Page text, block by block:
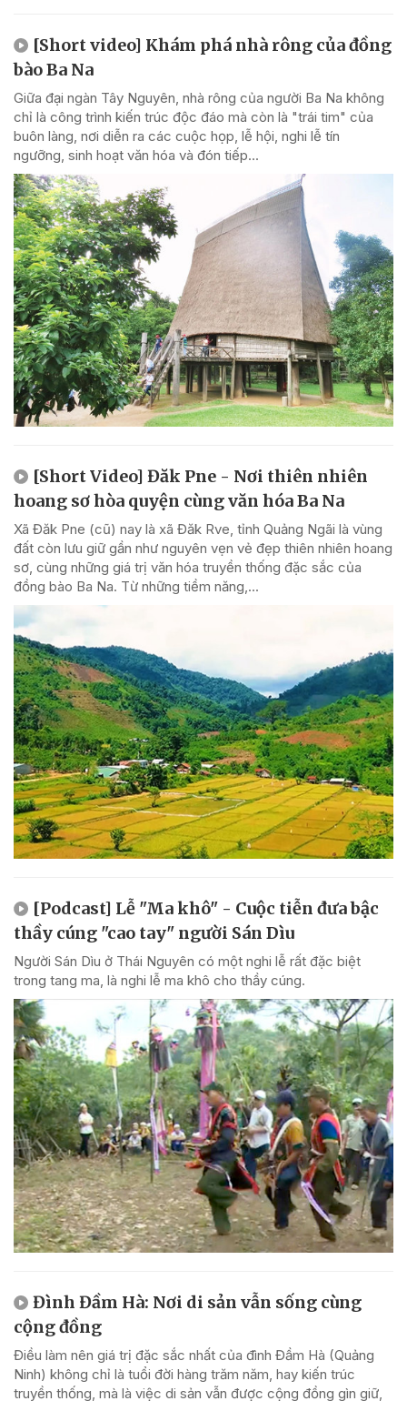
[Short video] Khám phá nhà rông của đồng
bào Ba Na
Giữa đại ngàn Tây Nguyên, nhà rông của người Ba Na không
chỉ là công trình kiến trúc độc đáo mà còn là "trái tim" của
buôn làng, nơi diễn ra các cuộc họp, lễ hội, nghi lễ tín
ngưỡng, sinh hoạt văn hóa và đón tiếp...
[Short Video] Đăk Pne - Nơi thiên nhiên
hoang sơ hòa quyện cùng văn hóa Ba Na
Xã Đăk Pne (cũ) nay là xã Đăk Rve, tỉnh Quảng Ngãi là vùng
đất còn lưu giữ gần như nguyên vẹn vẻ đẹp thiên nhiên hoang
sơ, cùng những giá trị văn hóa truyền thống đặc sắc của
đồng bào Ba Na. Từ những tiềm năng,...
[Podcast] Lễ "Ma khô" - Cuộc tiễn đưa bậc
thầy cúng "cao tay" người Sán Dìu
Người Sán Dìu ở Thái Nguyên có một nghi lễ rất đặc biệt
trong tang ma, là nghi lễ ma khô cho thầy cúng.
Đình Đầm Hà: Nơi di sản vẫn sống cùng
cộng đồng
Điều làm nên giá trị đặc sắc nhất của đình Đầm Hà (Quảng
Ninh) không chỉ là tuổi đời hàng trăm năm, hay kiến trúc
truyền thống, mà là việc di sản vẫn được cộng đồng gìn giữ,